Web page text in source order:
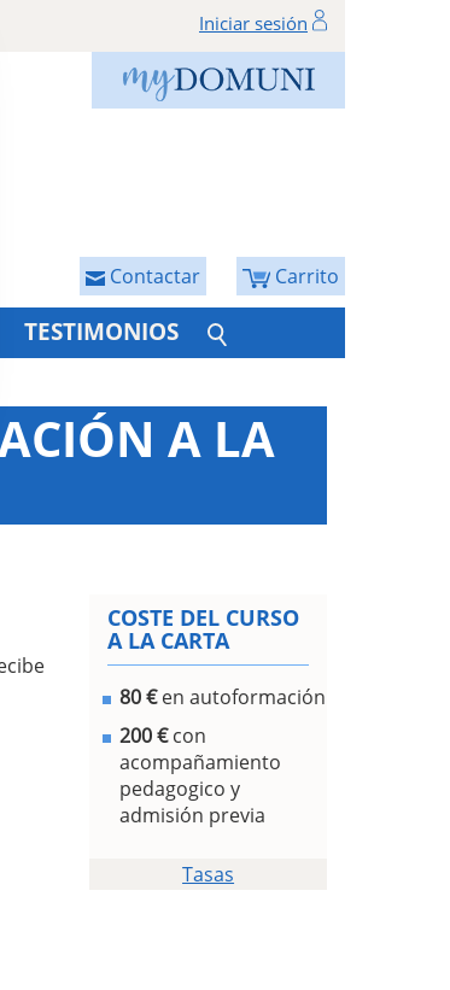
Iniciar sesión
Carrito
Contactar
TESTIMONIOS
A LA
COSTE DEL CURSO
A LA CARTA
80 €en autoformación
200 €con
acompañamiento
pedagogico y
admisión previa
Tasas